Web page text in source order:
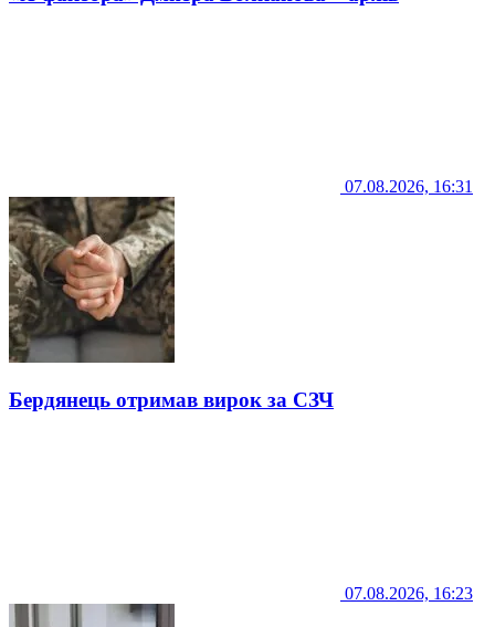
07.08.2026, 16:31
Бердянець отримав вирок за СЗЧ
07.08.2026, 16:23